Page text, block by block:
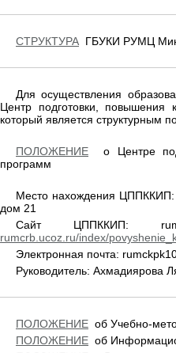
СТРУКТУРА ГБУКИ РУМЦ
Для осуществления
Центр подготовки,
который является структурным
ПОЛОЖЕНИЕ о Центре
программ
Место нахождения ЦППККИП:
дом 21
Cайт ЦППККИП:
rumcrb.ucoz.ru/index/
Электронная почта:
Руководитель: Ахмадиярова
ПОЛОЖЕНИЕ об Учебно-
ПОЛОЖЕНИЕ об